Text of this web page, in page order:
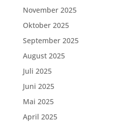
November 2025
Oktober 2025
September 2025
August 2025
Juli 2025
Juni 2025
Mai 2025
April 2025